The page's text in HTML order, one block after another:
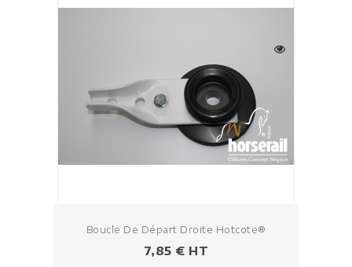
Boucle De Départ Droite Hotcote®
Prix
7,85 € HT